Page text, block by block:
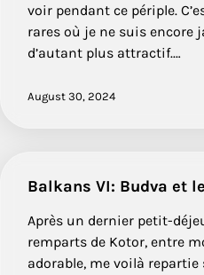
voir pendant ce périple.
rares où je ne suis encore
d’autant plus attractif.…
August 30, 2024
Balkans VI: Budva et
Après un dernier petit-
remparts de Kotor, entre
adorable, me voilà